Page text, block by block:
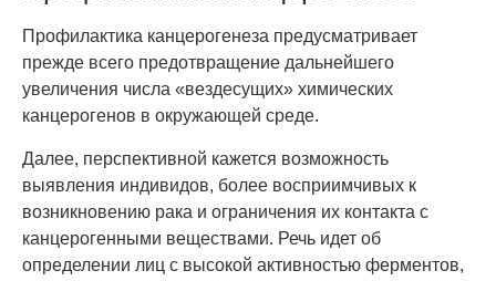
Профилактика канцерогенеза предусматривает
прежде всего предотвращение дальнейшего
увеличения числа «вездесущих» химических
канцерогенов в окружающей среде.
Далее, перспективной кажется возможность
выявления индивидов, более восприимчивых к
возникновению рака и ограничения их контакта с
канцерогенными веществами. Речь идет об
определении лиц с высокой активностью ферментов,